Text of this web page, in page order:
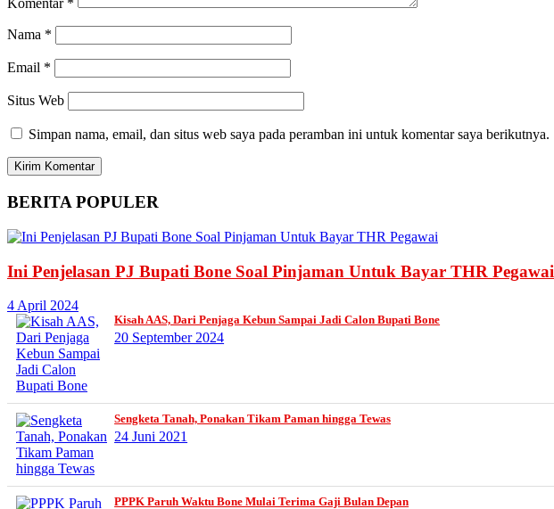
Komentar *
Nama *
Email *
Situs Web
Simpan nama, email, dan situs web saya pada peramban ini untuk komentar saya berikutnya.
BERITA POPULER
Ini Penjelasan PJ Bupati Bone Soal Pinjaman Untuk Bayar THR Pegawai
4 April 2024
Kisah AAS, Dari Penjaga Kebun Sampai Jadi Calon Bupati Bone
20 September 2024
Sengketa Tanah, Ponakan Tikam Paman hingga Tewas
24 Juni 2021
PPPK Paruh Waktu Bone Mulai Terima Gaji Bulan Depan